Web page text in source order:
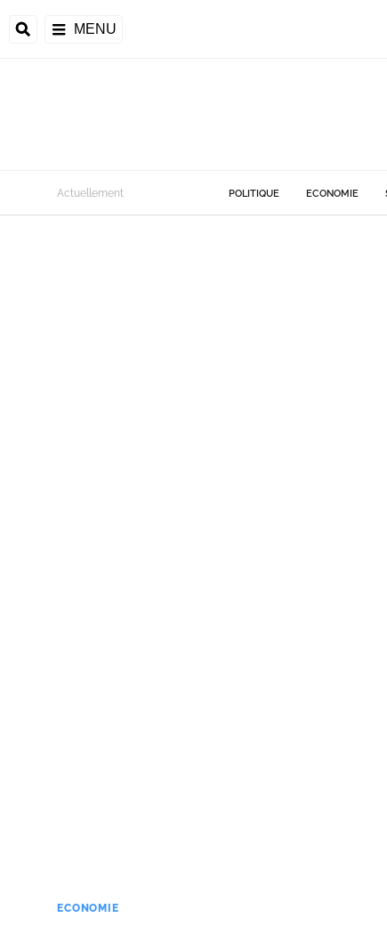
MENU
Actuellement POLITIQUE ECONOMIE
ECONOMIE